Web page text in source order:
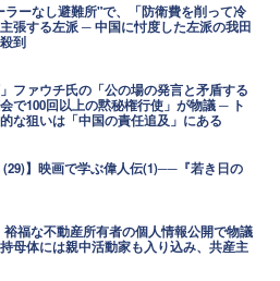
ラーなし避難所"で、「防衛費を削って冷
張する左派 ─ 中国に忖度した左派の我田
到
ファウチ氏の「公の場の発言と矛盾する
で100回以上の黙秘権行使」が物議 ─ ト
な狙いは「中国の責任追及」にある
(29)】映画で学ぶ偉人伝(1)──『若き日の
裕福な不動産所有者の個人情報公開で物議
母体には親中活動家も入り込み、共産主